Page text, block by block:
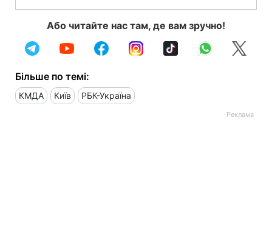
Або читайте нас там, де вам зручно!
Більше по темі:
КМДА Київ РБК-Україна